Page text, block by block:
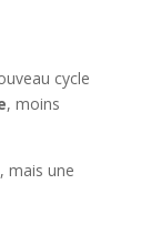
cycle
, moins
mais une